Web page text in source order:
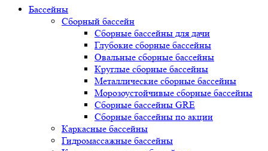
Бассейны
Сборный бассейн
Сборные бассейны для дачи
Глубокие сборные бассейны
Овальные сборные бассейны
Круглые сборные бассейны
Металлические сборные бассейны
Морозоустойчивые сборные бассейны
Сборные бассейны GRE
Сборные бассейны по акции
Каркасные бассейны
Гидромассажные бассейны